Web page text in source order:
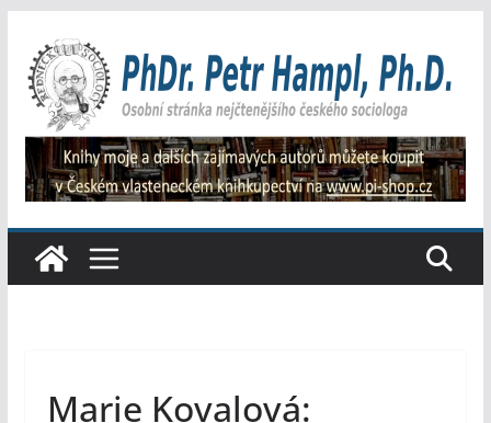
obsah
Marie Kovalová: